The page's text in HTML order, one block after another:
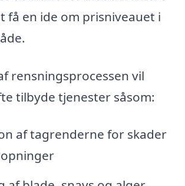
få en ide om prisniveauet i
rensningsprocessen vil
tilbyde tjenester såsom:
af tagrenderne for skader